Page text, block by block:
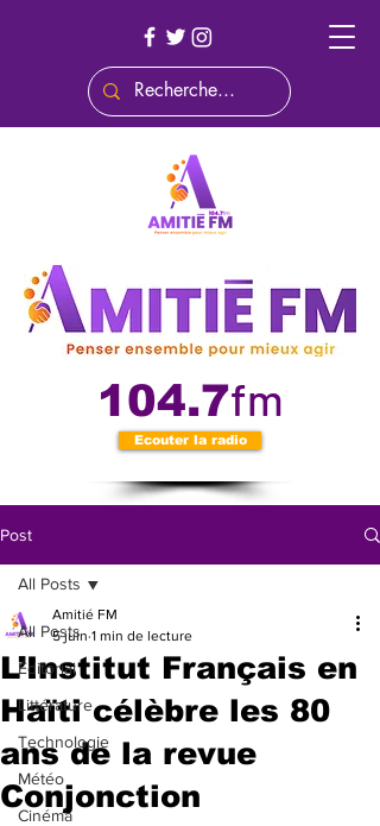
104.7fm
Ecouter la radio
Post
All Posts
Éditorial
Littérature
Technologie
Météo
Cinéma
All Posts
L’Institut Français en
Haïti célèbre les 80
ans de la revue
Conjonction
Amitié FM
5 juin 1 min de lecture